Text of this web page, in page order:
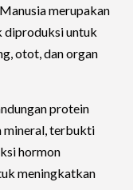
merupakan
diproduksi untuk
otot, dan organ
protein
mineral, terbukti
hormon
meningkatkan